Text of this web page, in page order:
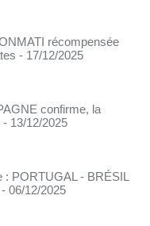
récompensée
- 17/12/2025
confirme, la
- 13/12/2025
PORTUGAL - BRÉSIL
- 06/12/2025